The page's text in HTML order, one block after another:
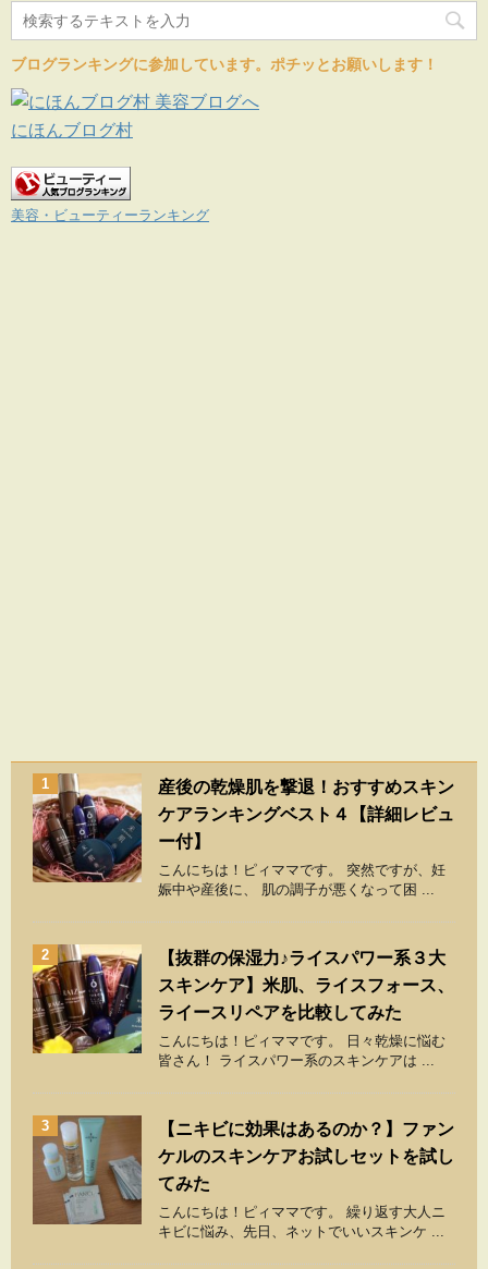
ブログランキングに参加しています。ポチッとお願いします！
にほんブログ村
美容・ビューティーランキング
1
産後の乾燥肌を撃退！おすすめスキン
ケアランキングベスト４【詳細レビュ
ー付】
こんにちは！ピィママです。 突然ですが、妊
娠中や産後に、 肌の調子が悪くなって困 ...
2
【抜群の保湿力♪ライスパワー系３大
スキンケア】米肌、ライスフォース、
ライースリペアを比較してみた
こんにちは！ピィママです。 日々乾燥に悩む
皆さん！ ライスパワー系のスキンケアは ...
3
【ニキビに効果はあるのか？】ファン
ケルのスキンケアお試しセットを試し
てみた
こんにちは！ピィママです。 繰り返す大人ニ
キビに悩み、先日、ネットでいいスキンケ ...